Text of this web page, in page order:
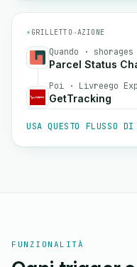
⚡ GRILLETTO→AZIONE
Quando · shorages
Parcel Status
Poi · Livreego
GetTracking
USA QUESTO FLUSSO DI
FUNZIONALITÀ